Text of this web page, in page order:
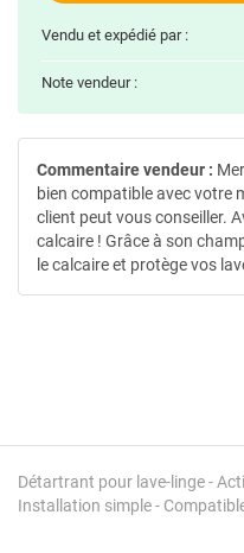
Détartrant pour lave-linge -
Installation simple -
Vendu et expédié par :
Note vendeur :
Commentaire vendeur :
bien compatible avec votre
client peut vous conseiller.
calcaire ! Grâce à son
le calcaire et protège vos